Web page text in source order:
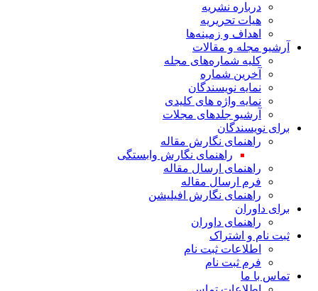
درباره نشریه
هیات تحریریه
اهداف و زمینه‌ها
آرشیو مجله و مقالات
کلیه شماره‌های مجله
آخرین شماره
نمایه نویسندگان
نمایه واژه های کلیدی
آرشیو جلدهای مجلات
برای نویسندگان
راهنمای نگارش مقاله
راهنمای نگارش وابستگی
راهنمای ارسال مقاله
فرم ارسال مقاله
راهنمای نگارش افیلیشن
برای داوران
راهنمای داوران
ثبت نام و اشتراک
اطلاعات ثبت نام
فرم ثبت نام
تماس با ما